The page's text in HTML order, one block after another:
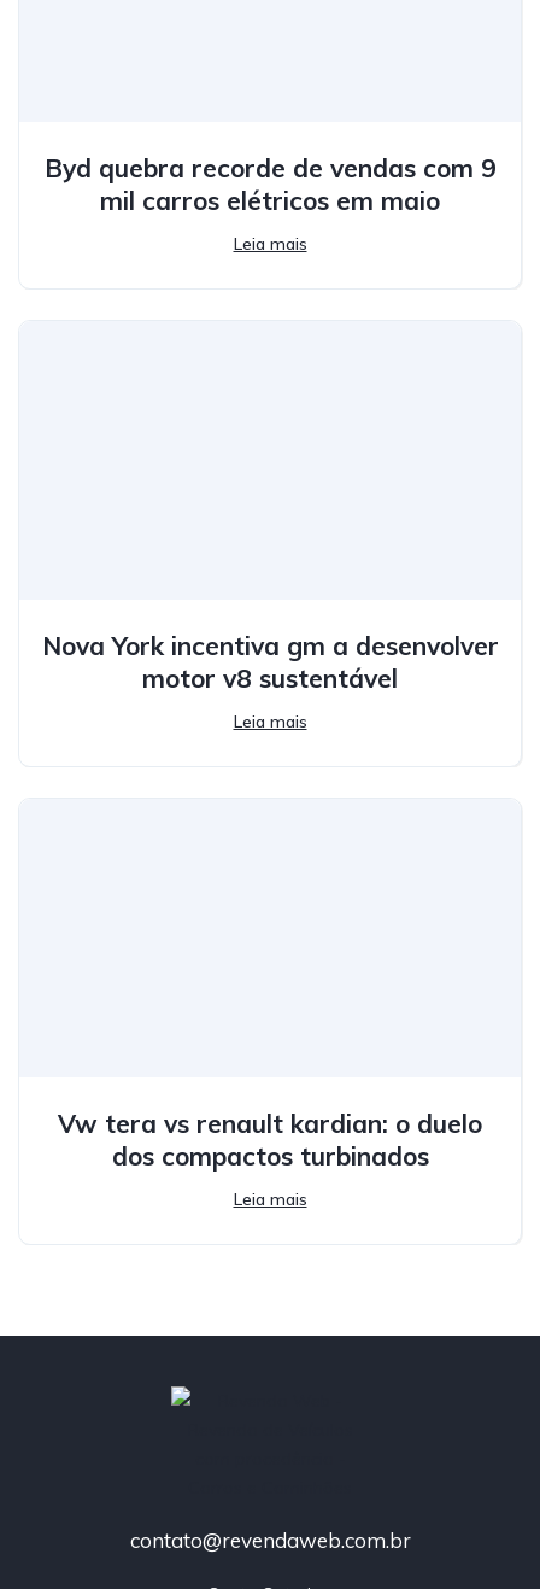
Byd quebra recorde de vendas com 9
mil carros elétricos em maio
Leia mais
Nova York incentiva gm a desenvolver
motor v8 sustentável
Leia mais
Vw tera vs renault kardian: o duelo
dos compactos turbinados
Leia mais
contato@revendaweb.com.br